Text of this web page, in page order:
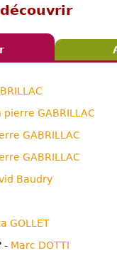
pierre GABRILLAC
GABRILLAC
GABRILLAC
Baudry
GOLLET
- Marc DOTTI